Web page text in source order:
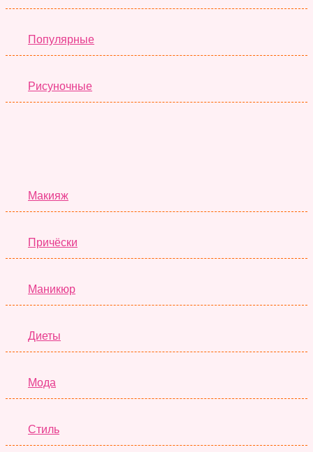
Популярные
Рисуночные
Макияж
Причёски
Маникюр
Диеты
Мода
Стиль